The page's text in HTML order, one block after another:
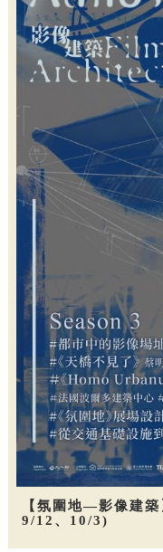
【氛圍地—影像建
9/12、10/3)